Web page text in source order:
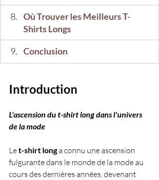
Où Trouver les Meilleurs T-
Shirts Longs
Conclusion
Introduction
L'ascension du t-shirt long dans l'univers
de la mode
Le t-shirt long a connu une ascension
fulgurante dans le monde de la mode au
cours des dernières années, devenant